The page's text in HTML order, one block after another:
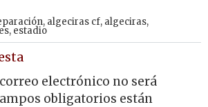
, algeciras cf, algeciras,
, estadio
electrónico no será
obligatorios están